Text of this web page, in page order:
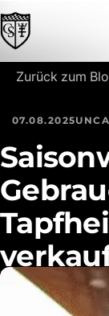
Zum Inhalt springen
Zurück zum
07.08.2025